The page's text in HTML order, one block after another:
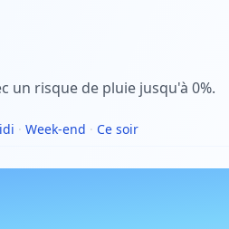
un risque de pluie jusqu'à 0%.
· Week-end · Ce soir